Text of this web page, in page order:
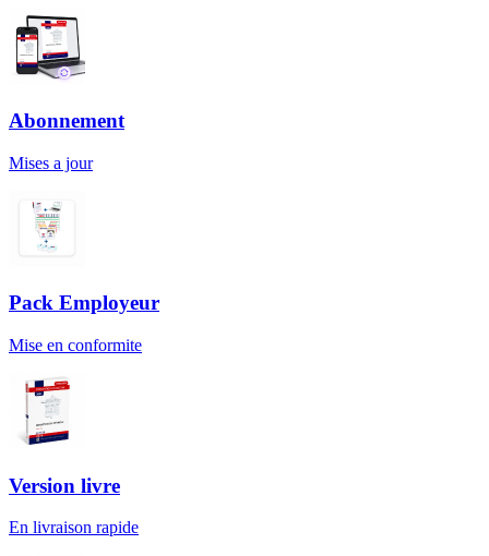
Abonnement
Mises a jour
Pack Employeur
Mise en conformite
Version livre
En livraison rapide